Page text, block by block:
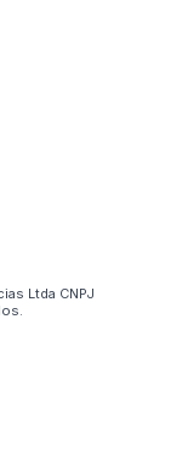
Ltda CNPJ